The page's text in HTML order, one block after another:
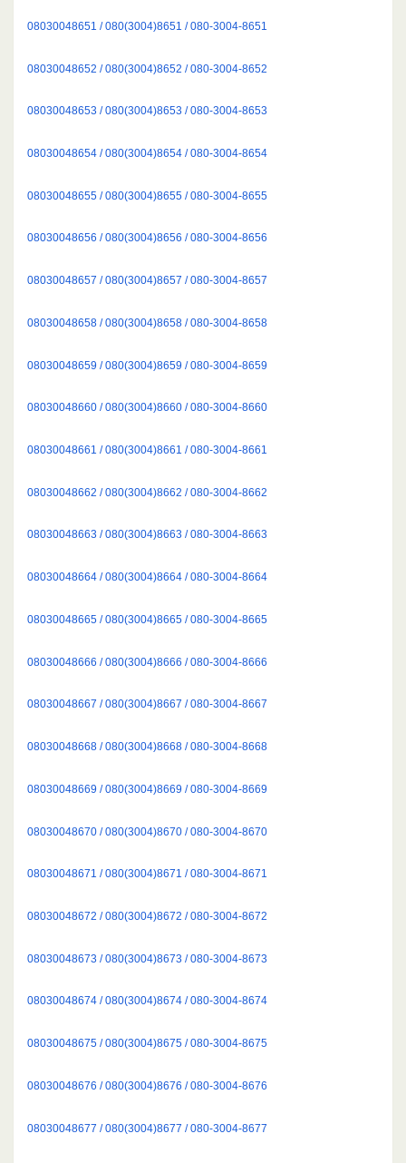
08030048651 / 080(3004)8651 / 080-3004-8651
08030048652 / 080(3004)8652 / 080-3004-8652
08030048653 / 080(3004)8653 / 080-3004-8653
08030048654 / 080(3004)8654 / 080-3004-8654
08030048655 / 080(3004)8655 / 080-3004-8655
08030048656 / 080(3004)8656 / 080-3004-8656
08030048657 / 080(3004)8657 / 080-3004-8657
08030048658 / 080(3004)8658 / 080-3004-8658
08030048659 / 080(3004)8659 / 080-3004-8659
08030048660 / 080(3004)8660 / 080-3004-8660
08030048661 / 080(3004)8661 / 080-3004-8661
08030048662 / 080(3004)8662 / 080-3004-8662
08030048663 / 080(3004)8663 / 080-3004-8663
08030048664 / 080(3004)8664 / 080-3004-8664
08030048665 / 080(3004)8665 / 080-3004-8665
08030048666 / 080(3004)8666 / 080-3004-8666
08030048667 / 080(3004)8667 / 080-3004-8667
08030048668 / 080(3004)8668 / 080-3004-8668
08030048669 / 080(3004)8669 / 080-3004-8669
08030048670 / 080(3004)8670 / 080-3004-8670
08030048671 / 080(3004)8671 / 080-3004-8671
08030048672 / 080(3004)8672 / 080-3004-8672
08030048673 / 080(3004)8673 / 080-3004-8673
08030048674 / 080(3004)8674 / 080-3004-8674
08030048675 / 080(3004)8675 / 080-3004-8675
08030048676 / 080(3004)8676 / 080-3004-8676
08030048677 / 080(3004)8677 / 080-3004-8677